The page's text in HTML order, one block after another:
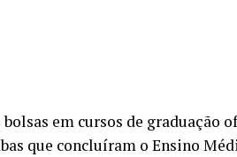
bolsas em cursos de
que concluíram o Ensino